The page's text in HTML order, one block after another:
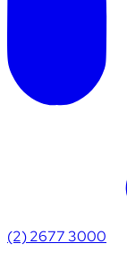
(2) 2677 3000